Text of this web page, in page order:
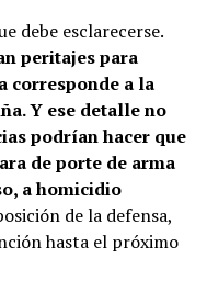
debe esclarecerse.
peritajes para
corresponde a la
Y ese detalle no
podrían hacer que
de porte de arma
a homicidio
de la defensa,
hasta el próximo